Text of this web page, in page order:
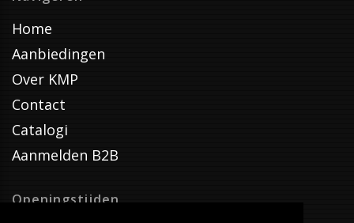
Home
Aanbiedingen
Over KMP
Contact
Catalogi
Aanmelden B2B
Openingstijden